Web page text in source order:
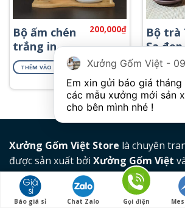
Bộ ấm chén
trắng in
logo AT-60
200,000₫
THÊM VÀO GIỎ HÀNG
Bộ trà
Sa
nổiTHÊM
Xưởng Gốm Việt Store là chuyên
được sản xuất bởi Xưởng Gốm Việt
làng nghề Bát Tràng
Xưởng Gốm Việt Store mong muốn
Báo giá sỉ Chat Zalo Gọi điện
Em xin gửi báo giá
các mẫu xưởng mới sản
cho bên mình nhé !